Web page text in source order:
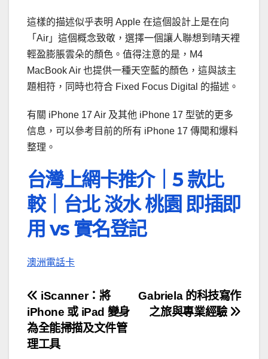
這樣的描述似乎表明 Apple 在這個設計上是在向
「Air」這個概念致敬，選擇一個讓人聯想到晴天裡
輕盈膨脹雲朵的顏色。值得注意的是，M4
MacBook Air 也提供一種天空藍的顏色，這與該主
題相符，同時也符合 Fixed Focus Digital 的描述。
有關 iPhone 17 Air 及其他 iPhone 17 型號的更多
信息，可以參考目前的所有 iPhone 17 傳聞和爆料
整理。
台灣上網卡推介｜5 款比
較｜台北 淡水 桃園 即插即
用 vs 實名登記
澳洲電話卡
文
章
導
Gabriela 的科技寫作
之旅與專業經驗
iScanner：將
iPhone 或 iPad 變身
為全能掃描及文件管
理工具